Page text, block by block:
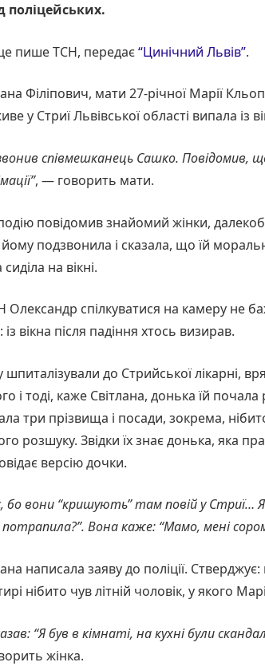
поліцейських.
пише ТСН, передає“Цинічний Львів”.
Філіпович, мати 27-річної Марії
у Стриї Львівської області випала із
співмешканець Сашко. Повідомив,
, — говорить мати.
повідомив знайомий жінки,
подзвонила і сказала, що їй
на вікні.
Олександр спілкуватися на камеру не
вікна після падіння хтось визирав.
шпиталізували до Стрийської лікарні,
і тоді, каже Світлана, донька їй
три прізвища і посади, зокрема,
розшуку. Звідки їх знає донька, яка
версію дочки.
бо вони “кришують” там повій у Стриї…
Вона каже: “Мамо, мені
написала заяву до поліції.
нібито чув літній чоловік, у якого
“Я був в кімнаті, на кухні були
жінка.